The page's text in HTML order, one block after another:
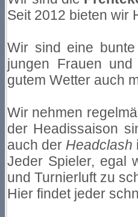
Seit 2012 bieten wir
Wir sind eine
jungen Frauen
gutem Wetter auch
Wir nehmen
der Headissaison
auch der Headclash
Jeder Spieler, egal
und Turnierluft zu
Hier findet jeder